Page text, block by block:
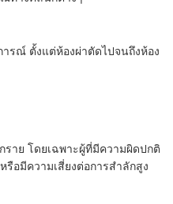
รณ์ ตั้งแต่ห้องผ่าตัดไปจนถึงห้อง
ราย โดยเฉพาะผู้ที่มีความผิดปกติ
รือมีความเสี่ยงต่อการสำลักสูง